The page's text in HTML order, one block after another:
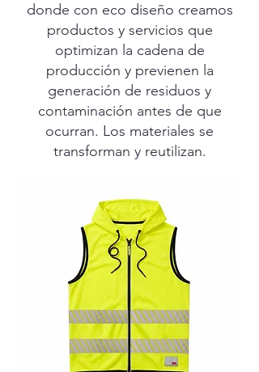
donde con eco diseño creamos
productos y servicios que
optimizan la cadena de
producción y previenen la
generación de residuos y
contaminación antes de que
ocurran. Los materiales se
transforman y reutilizan.